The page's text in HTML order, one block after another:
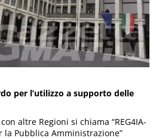
per l’utilizzo a supporto delle
altre Regioni si chiama “REG4IA-
la Pubblica Amministrazione”